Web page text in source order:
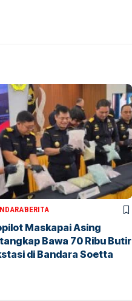
BERITA
Maskapai Asing
Bawa 70 Ribu Butir
di Bandara Soetta